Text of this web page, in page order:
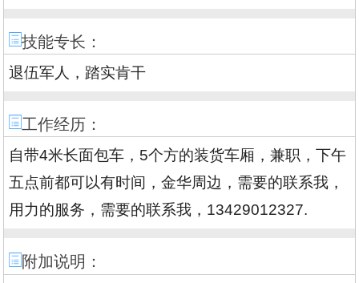
技能专长：
退伍军人，踏实肯干
工作经历：
自带4米长面包车，5个方的装货车厢，兼职，下午
五点前都可以有时间，金华周边，需要的联系我，
用力的服务，需要的联系我，13429012327.
附加说明：